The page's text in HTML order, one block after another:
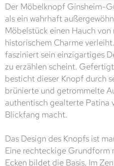
Der Möbelknopf Ginsheim-
als ein wahrhaft
Möbelstück einen Hauch
historischem Charme
fasziniert sein einzigartiges
zu erzählen scheint.
besticht dieser Knopf durch
brünierte und getrommelte
authentisch gealterte Patina
Blickfang macht.
Das Design des Knopfs ist
Eine rechteckige Grundform
Ecken bildet die Basis. Im